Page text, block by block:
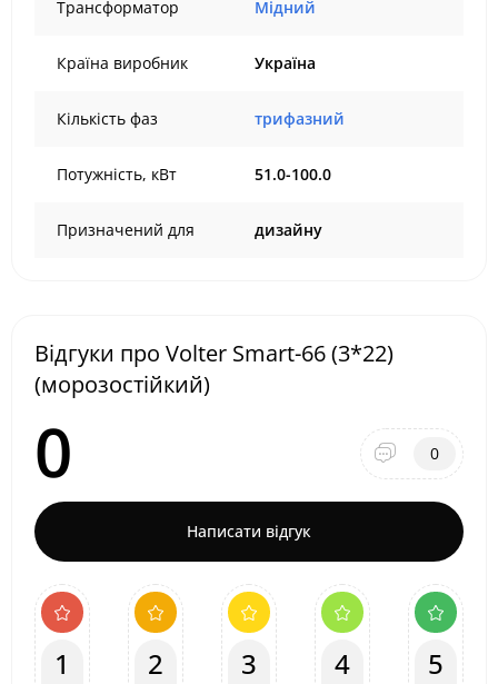
Трансформатор Мідний
Країна виробник Україна
Кількість фаз трифазний
Потужність, кВт 51.0-100.0
Призначений для дизайну
Відгуки про Volter Smart-66 (3*22)
(морозостійкий)
0 0
Написати відгук
1 2 3 4 5